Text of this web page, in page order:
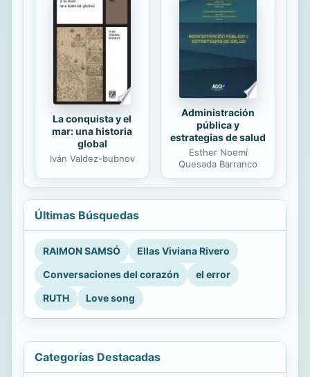
La conquista y el
mar: una historia
global
Iván Valdez-bubnov
Administración
pública y
estrategias de salud
Esther Noemí
Quesada Barranco
Últimas Búsquedas
RAIMON SAMSÓ
Ellas Viviana Rivero
Conversaciones del corazón
el error
RUTH
Love song
Categorías Destacadas